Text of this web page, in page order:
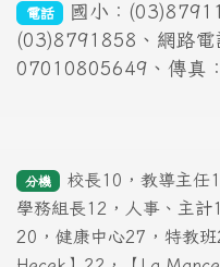
電話
國小：
(03)8791858、網路
07010805649、傳真
分機
校長10，教導主任
學務組長12，人事、主
20，健康中心27，特教